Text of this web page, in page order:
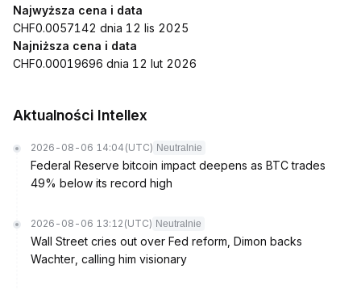
Najwyższa cena i data
CHF0.0057142 dnia 12 lis 2025
Najniższa cena i data
CHF0.00019696 dnia 12 lut 2026
Aktualności Intellex
2026-08-06 14:04 (UTC) Neutralnie
Federal Reserve bitcoin impact deepens as BTC trades
49% below its record high
2026-08-06 13:12 (UTC) Neutralnie
Wall Street cries out over Fed reform, Dimon backs
Wachter, calling him visionary